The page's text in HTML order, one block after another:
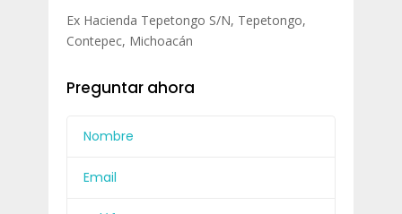
Ex Hacienda Tepetongo S/N, Tepetongo,
Contepec, Michoacán
Preguntar ahora